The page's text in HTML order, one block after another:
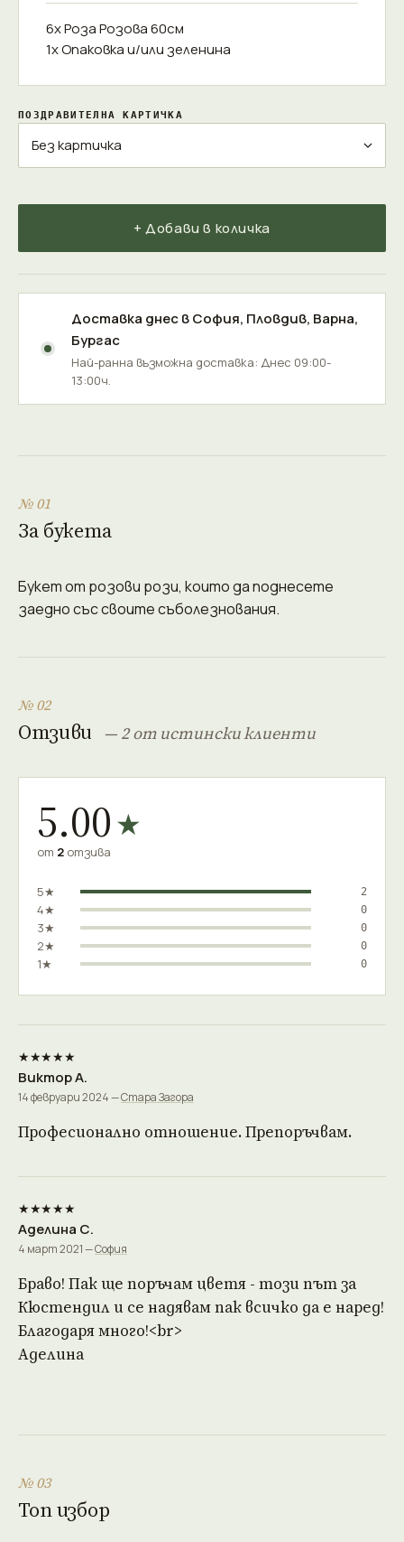
6x Роза Розова 60см
1x Опаковка и/или зеленина
ПОЗДРАВИТЕЛНА КАРТИЧКА
+ Добави в количка
Доставка днес вСофия, Пловдив, Варна,
Бургас
Най-ранна възможна доставка: Днес 09:00-
13:00ч.
№ 01
За букета
Букет от розови рози, които да поднесете
заедно със своите съболезнования.
№ 02
Отзиви — 2 от истински клиенти
5.00★
от 2 отзива
5★ 2
4★ 0
3★ 0
2★ 0
1★ 0
★★★★★
Виктор А.
14 февруари 2024 —Стара Загора
Професионално отношение. Препоръчвам.
★★★★★
Аделина С.
4 март 2021 —София
Браво! Пак ще поръчам цветя - този път за
Кюстендил и се надявам пак всичко да е наред!
Благодаря много!<br>
Аделина
№ 03
Топ избор